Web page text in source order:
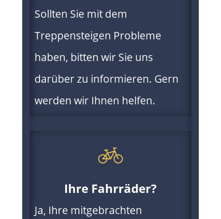
Sollten Sie mit dem
Treppensteigen Probleme
haben, bitten wir Sie uns
darüber zu informieren. Gern
werden wir Ihnen helfen.
Ihre Fahrräder?
Ja, Ihre mitgebrachten